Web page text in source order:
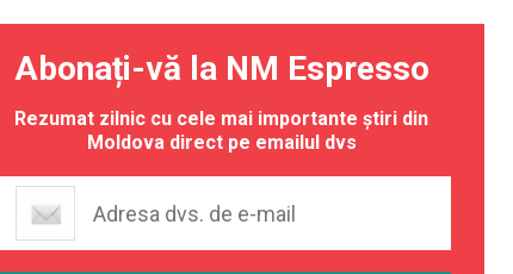
Abonați-vă la NM Espresso
Rezumat zilnic cu cele mai importante știri din
Moldova direct pe emailul dvs